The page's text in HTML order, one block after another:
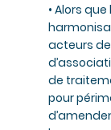
• Alors
acteurs
de
pour